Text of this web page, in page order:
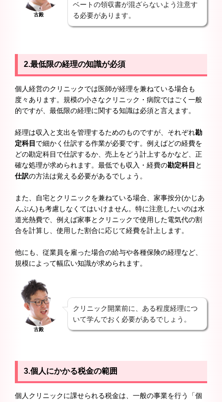
古殿
ベートの領収書が混ざらないよう注意す
る必要があります。
2.最低限の経理の知識が必須
個人経営のクリニックでは医師が経理を兼ねている場合も
度々あります。規模の小さなクリニック・病院ではごく一般
的ですが、最低限の経理に関する知識は必須と言えます。
経理は収入と支出を管理するためのものですが、それぞれ勘
定科目 で細かく仕訳する作業が必要です。例えばどの経費を
どの勘定科目で仕訳するか、売上をどう計上するかなど、正
確な処理が求められます。最低でも収入・経費の勘定科目 と
仕訳の方法は覚える必要があるでしょう。
また、自宅とクリニックを兼ねている場合、家事按分(かじあ
んぶん)も考慮しなくてはいけません。特に注意したいのは水
道光熱費で、例えば家事とクリニックで使用した電気代の割
合を計算し、使用した割合に応じて経費を計上します。
他にも、従業員を雇った場合の給与や各種保険の経理など、
規模によって幅広い知識が求められます。
古殿
クリニック開業前に、ある程度経理につ
いて学んでおく必要があるでしょう。
3.個人にかかる税金の範囲
個人クリニックに課せられる税金は、一般の事業を行う「個